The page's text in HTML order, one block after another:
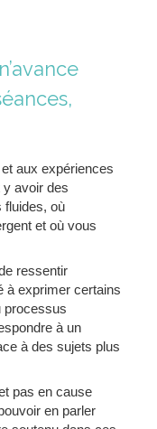
aux expériences
avoir des
fluides, où
et où vous
ressentir
à exprimer certains
processus
à un
à des sujets plus
pas en cause
en parler